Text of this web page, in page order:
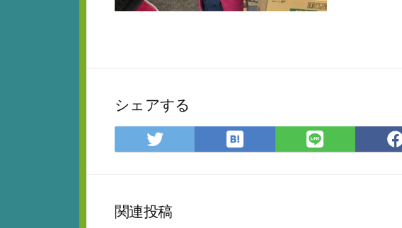
シェアする
Twitter
で
ア
は
て
LINE
で
関連投稿